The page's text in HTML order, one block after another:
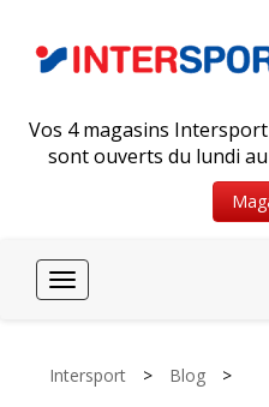
Vos 4 magasins
sont ouverts du lundi au
Toggle
Intersport > Blog >